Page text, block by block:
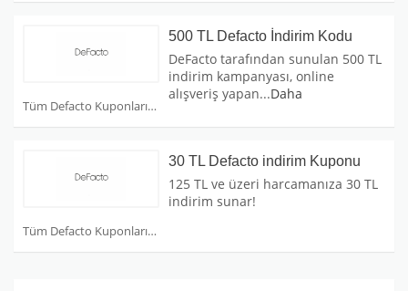
Tüm Defacto Kuponları
500 TL Defacto İndirim Kodu
DeFacto tarafından sunulan 500 TL
indirim kampanyası, online
alışveriş yapan...Daha
Tüm Defacto Kuponları
30 TL Defacto indirim Kuponu
125 TL ve üzeri harcamanıza 30 TL
indirim sunar!